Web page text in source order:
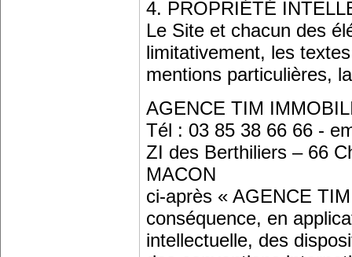
4. PROPRIÉTÉ
Le Site et chacun des
limitativement, les
mentions particulières,
AGENCE TIM
Tél : 03 85 38 66 66 -
ZI des Berthiliers – 66
MACON
ci-après « AGENCE
conséquence, en
intellectuelle, des